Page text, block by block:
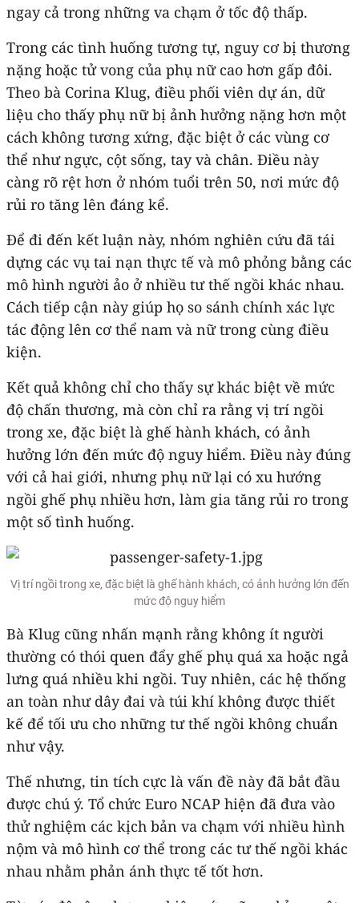
ngay cả trong những va chạm ở tốc độ thấp.
Trong các tình huống tương tự, nguy cơ bị thương
nặng hoặc tử vong của phụ nữ cao hơn gấp đôi.
Theo bà Corina Klug, điều phối viên dự án, dữ
liệu cho thấy phụ nữ bị ảnh hưởng nặng hơn một
cách không tương xứng, đặc biệt ở các vùng cơ
thể như ngực, cột sống, tay và chân. Điều này
càng rõ rệt hơn ở nhóm tuổi trên 50, nơi mức độ
rủi ro tăng lên đáng kể.
Để đi đến kết luận này, nhóm nghiên cứu đã tái
dựng các vụ tai nạn thực tế và mô phỏng bằng các
mô hình người ảo ở nhiều tư thế ngồi khác nhau.
Cách tiếp cận này giúp họ so sánh chính xác lực
tác động lên cơ thể nam và nữ trong cùng điều
kiện.
Kết quả không chỉ cho thấy sự khác biệt về mức
độ chấn thương, mà còn chỉ ra rằng vị trí ngồi
trong xe, đặc biệt là ghế hành khách, có ảnh
hưởng lớn đến mức độ nguy hiểm. Điều này đúng
với cả hai giới, nhưng phụ nữ lại có xu hướng
ngồi ghế phụ nhiều hơn, làm gia tăng rủi ro trong
một số tình huống.
Vị trí ngồi trong xe, đặc biệt là ghế hành khách, có ảnh hưởng lớn đến
mức độ nguy hiểm
Bà Klug cũng nhấn mạnh rằng không ít người
thường có thói quen đẩy ghế phụ quá xa hoặc ngả
lưng quá nhiều khi ngồi. Tuy nhiên, các hệ thống
an toàn như dây đai và túi khí không được thiết
kế để tối ưu cho những tư thế ngồi không chuẩn
như vậy.
Thế nhưng, tin tích cực là vấn đề này đã bắt đầu
được chú ý. Tổ chức Euro NCAP hiện đã đưa vào
thử nghiệm các kịch bản va chạm với nhiều hình
nộm và mô hình cơ thể trong các tư thế ngồi khác
nhau nhằm phản ánh thực tế tốt hơn.